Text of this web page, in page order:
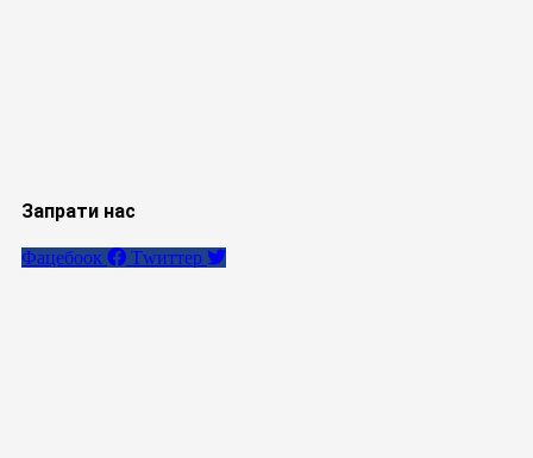
Запрати нас
Фацебоок Тwиттер